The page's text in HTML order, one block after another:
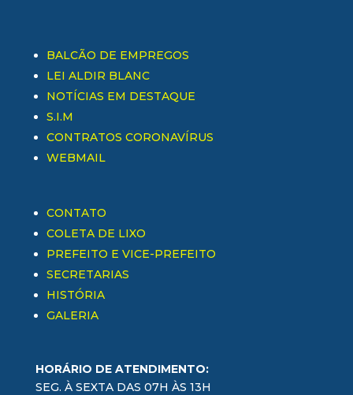
BALCÃO DE EMPREGOS
LEI ALDIR BLANC
NOTÍCIAS EM DESTAQUE
S.I.M
CONTRATOS CORONAVÍRUS
WEBMAIL
CONTATO
COLETA DE LIXO
PREFEITO E VICE-PREFEITO
SECRETARIAS
HISTÓRIA
GALERIA
HORÁRIO DE ATENDIMENTO:
SEG. À SEXTA DAS 07H ÀS 13H